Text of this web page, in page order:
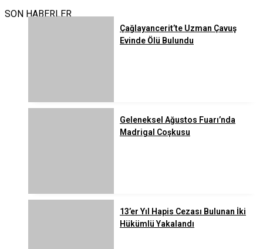
SON HABERLER
Çağlayancerit’te Uzman Çavuş
Evinde Ölü Bulundu
Geleneksel Ağustos Fuarı’nda
Madrigal Coşkusu
13’er Yıl Hapis Cezası Bulunan İki
Hükümlü Yakalandı